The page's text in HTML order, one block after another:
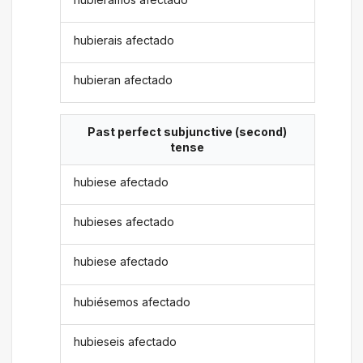
hubierais afectado
hubieran afectado
Past perfect subjunctive (second)
tense
hubiese afectado
hubieses afectado
hubiese afectado
hubiésemos afectado
hubieseis afectado